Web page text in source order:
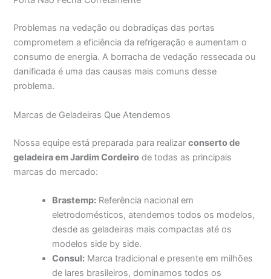
Problemas na vedação ou dobradiças das portas
comprometem a eficiência da refrigeração e aumentam o
consumo de energia. A borracha de vedação ressecada ou
danificada é uma das causas mais comuns desse
problema.
Marcas de Geladeiras Que Atendemos
Nossa equipe está preparada para realizarconserto de
geladeira em Jardim Cordeiro de todas as principais
marcas do mercado:
Brastemp: Referência nacional em
eletrodomésticos, atendemos todos os modelos,
desde as geladeiras mais compactas até os
modelos side by side.
Consul: Marca tradicional e presente em milhões
de lares brasileiros, dominamos todos os